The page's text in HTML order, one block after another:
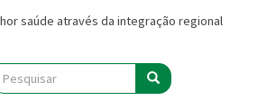
saúde através da integração regional
Pesquisar